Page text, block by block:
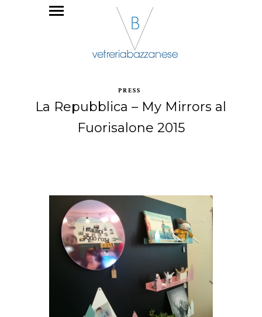
PRESS
La Repubblica – My Mirrors al
Fuorisalone 2015